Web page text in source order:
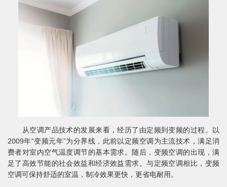
从空调产品技术的发展来看，经历了由定频到变频的过程。以
2009年“变频元年”为分界线，此前以定频空调为主流技术，满足消
费者对室内空气温度调节的基本需求。随后，变频空调的出现，满
足了高效节能的社会效益和经济效益需求。与定频空调相比，变频
空调可保持舒适的室温，制冷效果更快，更省电耐用。